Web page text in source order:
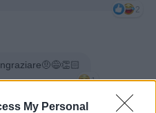
My Personal
2
1